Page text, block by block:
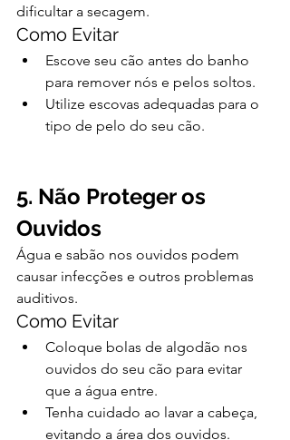
dificultar a secagem.
Como Evitar
Escove seu cão antes do banho
para remover nós e pelos soltos.
Utilize escovas adequadas para o
tipo de pelo do seu cão.
5. Não Proteger os
Ouvidos
Água e sabão nos ouvidos podem
causar infecções e outros problemas
auditivos.
Como Evitar
Coloque bolas de algodão nos
ouvidos do seu cão para evitar
que a água entre.
Tenha cuidado ao lavar a cabeça,
evitando a área dos ouvidos.